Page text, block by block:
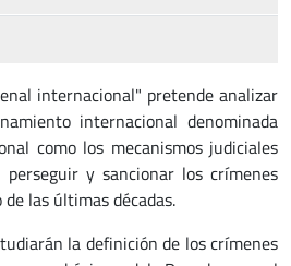
internacional" pretende analizar
internacional denominada
como los mecanismos judiciales
y sancionar los crímenes
las últimas décadas.
la definición de los crímenes